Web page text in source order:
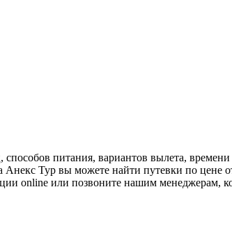
питания, вариантов вылета,
Анекс Тур вы можете найти путевки по
online или позвоните нашим менеджерам,